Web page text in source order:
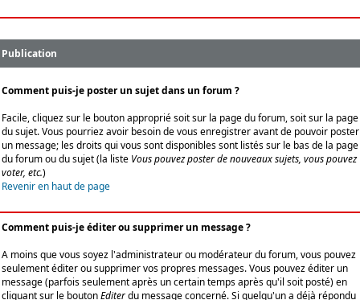
Publication
Comment puis-je poster un sujet dans un forum ?
Facile, cliquez sur le bouton approprié soit sur la page du forum, soit sur la page
du sujet. Vous pourriez avoir besoin de vous enregistrer avant de pouvoir poster
un message; les droits qui vous sont disponibles sont listés sur le bas de la page
du forum ou du sujet (la liste Vous pouvez poster de nouveaux sujets, vous pouvez
voter, etc.)
Revenir en haut de page
Comment puis-je éditer ou supprimer un message ?
A moins que vous soyez l'administrateur ou modérateur du forum, vous pouvez
seulement éditer ou supprimer vos propres messages. Vous pouvez éditer un
message (parfois seulement après un certain temps après qu'il soit posté) en
cliquant sur le boutonEditerdu message concerné. Si quelqu'un a déjà répondu